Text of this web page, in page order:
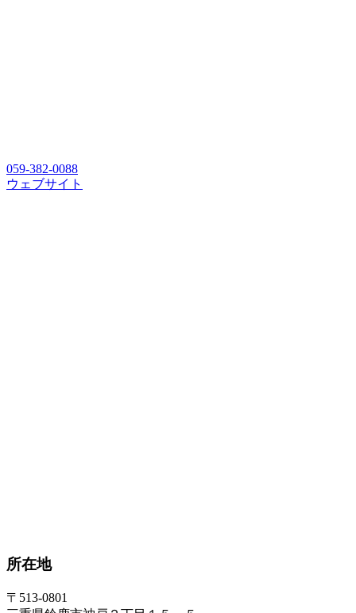
059-382-0088
ウェブサイト
所在地
〒513-0801